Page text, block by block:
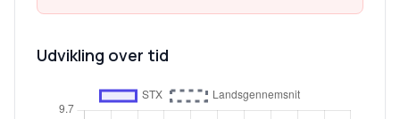
Udvikling over tid